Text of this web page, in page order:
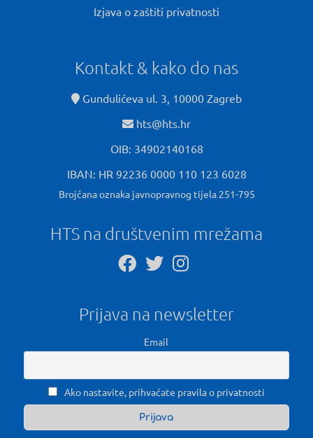
Izjava o zaštiti privatnosti
Kontakt & kako do nas
Gundulićeva ul. 3, 10000 Zagreb
hts@hts.hr
OIB: 34902140168
IBAN: HR 92236 0000 110 123 6028
Brojčana oznaka javnopravnog tijela 251-795
HTS na društvenim mrežama
Prijava na newsletter
Email
Ako nastavite, prihvaćate pravila o privatnosti